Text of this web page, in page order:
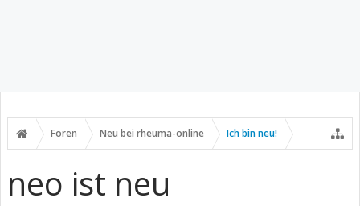
Foren Neu bei rheuma-online Ich bin neu!
neo ist neu